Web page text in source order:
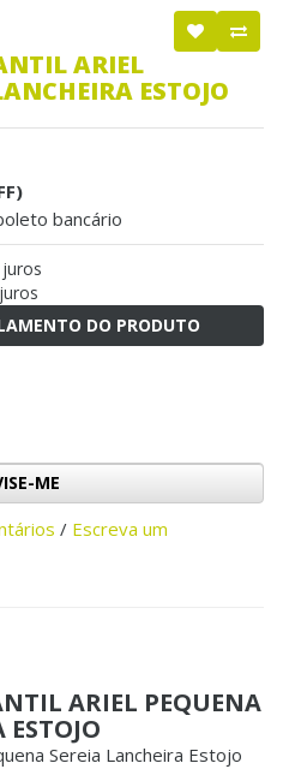
ARIEL
ESTOJO
bancário
DO PRODUTO
ME
/ Escreva um
ARIEL PEQUENA
Sereia Lancheira Estojo